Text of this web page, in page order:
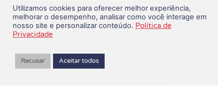
os trabalhadores a se
tem caiu do céu ou foi
e com muita luta”, afirmou
06/08/2026
Utilizamos cookies para oferecer melhor experiência,
melhorar o desempenho, analisar como você interage em
nosso site e personalizar conteúdo. Política de
Privacidade
Recusar Aceitar todos